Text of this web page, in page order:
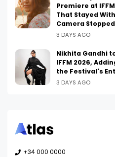
Premiere at
That Stayed
Camera
3 DAYS AGO
Nikhita Gandhi
IFFM 2026,
the Festival's
3 DAYS AGO
+34 000 0000